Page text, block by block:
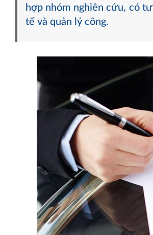
hợp nhóm nghiên cứu, có
tế và quản lý công.